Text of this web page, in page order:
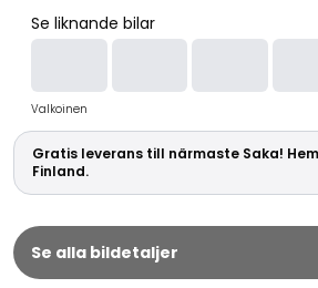
Bilmärken
Audi
BMW
Kia
Mercedes-Benz
Polestar
Skoda
Tesla
Toyota
Se liknande bilar
Valkoinen
Gratis leverans till närmaste Saka!
Finland.
Se alla bildetaljer